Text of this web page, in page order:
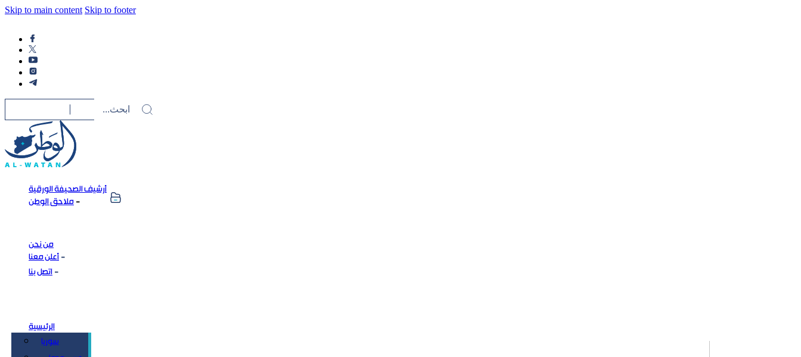
Skip to main content Skip to footer
أرشيف الصحيفة الورقية
ملاحق الوطن
من نحن
أعلن معنا
اتصل بنا
الرئيسية
سوريا